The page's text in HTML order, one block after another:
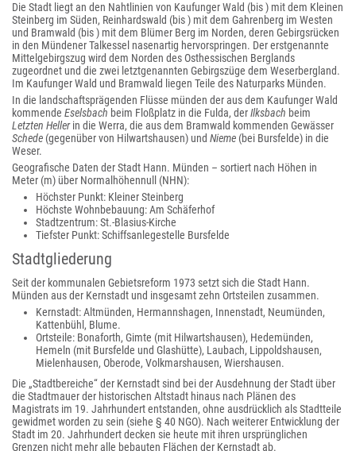
Die Stadt liegt an den Nahtlinien von Kaufunger Wald (bis ) mit dem Kleinen
Steinberg im Süden, Reinhardswald (bis ) mit dem Gahrenberg im Westen
und Bramwald (bis ) mit dem Blümer Berg im Norden, deren Gebirgsrücken
in den Mündener Talkessel nasenartig hervorspringen. Der erstgenannte
Mittelgebirgszug wird dem Norden des Osthessischen Berglands
zugeordnet und die zwei letztgenannten Gebirgszüge dem Weserbergland.
Im Kaufunger Wald und Bramwald liegen Teile des Naturparks Münden.
In die landschaftsprägenden Flüsse münden der aus dem Kaufunger Wald
kommende Eselsbach beim Floßplatz in die Fulda, derIlksbach beim
Letzten Hellerin die Werra, die aus dem Bramwald kommenden Gewässer
Schede (gegenüber von Hilwartshausen) und Nieme (bei Bursfelde) in die
Weser.
Geografische Daten der Stadt Hann. Münden – sortiert nach Höhen in
Meter (m) über Normalhöhennull (NHN):
Höchster Punkt: Kleiner Steinberg
Höchste Wohnbebauung: Am Schäferhof
Stadtzentrum: St.-Blasius-Kirche
Tiefster Punkt: Schiffsanlegestelle Bursfelde
Stadtgliederung
Seit der kommunalen Gebietsreform 1973 setzt sich die Stadt Hann.
Münden aus der Kernstadt und insgesamt zehn Ortsteilen zusammen.
Kernstadt: Altmünden, Hermannshagen, Innenstadt, Neumünden,
Kattenbühl, Blume.
Ortsteile: Bonaforth, Gimte (mit Hilwartshausen), Hedemünden,
Hemeln (mit Bursfelde und Glashütte), Laubach, Lippoldshausen,
Mielenhausen, Oberode, Volkmarshausen, Wiershausen.
Die „Stadtbereiche“ der Kernstadt sind bei der Ausdehnung der Stadt über
die Stadtmauer der historischen Altstadt hinaus nach Plänen des
Magistrats im 19. Jahrhundert entstanden, ohne ausdrücklich als Stadtteile
gewidmet worden zu sein (siehe § 40 NGO). Nach weiterer Entwicklung der
Stadt im 20. Jahrhundert decken sie heute mit ihren ursprünglichen
Grenzen nicht mehr alle bebauten Flächen der Kernstadt ab.